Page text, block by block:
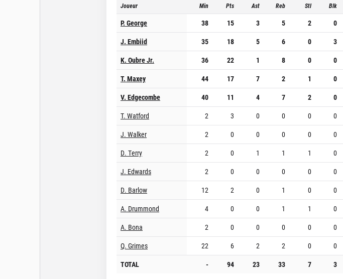
Joueur Min Pts Ast Reb Stl Blk
P. George 38 15 3 5 2 0
J. Embiid
35 18 5 6 0 3
K. Oubre Jr.
36 22 1 8 0 0
T. Maxey
44 17 7 2 1 0
V. Edgecombe
40 11 4 7 2 0
T. Watford
2 3 0 0 0 0
J. Walker
2 0 0 0 0 0
D. Terry
2 0 1 1 1 0
J. Edwards
2 0 0 0 0 0
D. Barlow
12 2 0 1 0 0
A. Drummond
4 0 0 1 1 0
A. Bona
2 0 0 0 0 0
Q. Grimes
22 6 2 2 0 0
TOTAL
- 94 23 33 7 3